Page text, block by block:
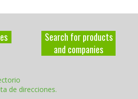
Search for products
and companies
de direcciones.